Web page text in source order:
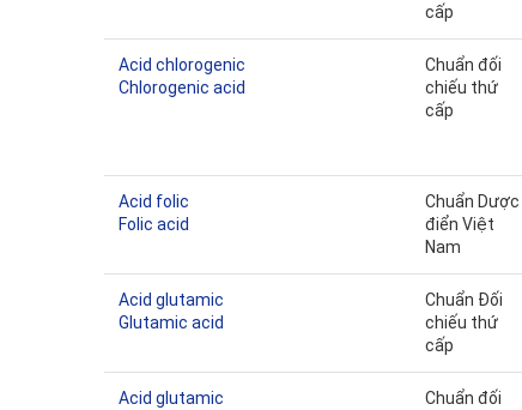
cấp
Acid chlorogenic
Chlorogenic acid
Chuẩn đối
chiếu thứ
cấp
Acid folic
Folic acid
Chuẩn Dược
điển Việt
Nam
Acid glutamic
Glutamic acid
Chuẩn Đối
chiếu thứ
cấp
Acid glutamic
Chuẩn đối